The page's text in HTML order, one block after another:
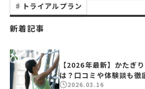
♯ トライアルプラン
新着記事
【2026年最新】かたぎ
は？口コミや体験談も徹
2026.03.16